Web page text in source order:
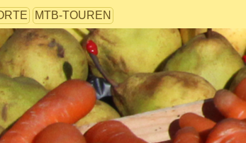
MTB-TOUREN